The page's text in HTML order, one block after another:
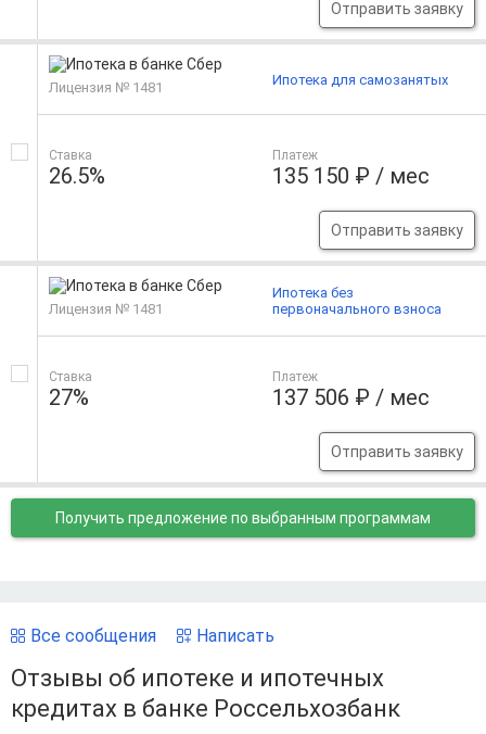
Отправить заявку
Лицензия № 1481
Ставка
26.5%
Платеж
135 150 ₽ / мес
Отправить заявку
Ипотека для самозанятых
Лицензия № 1481
Ставка
27%
Платеж
137 506 ₽ / мес
Отправить заявку
Ипотека без
первоначального взноса
Получить предложение по выбранным программам
Все сообщения Написать
Отзывы об ипотеке и ипотечных
кредитах в банке Россельхозбанк